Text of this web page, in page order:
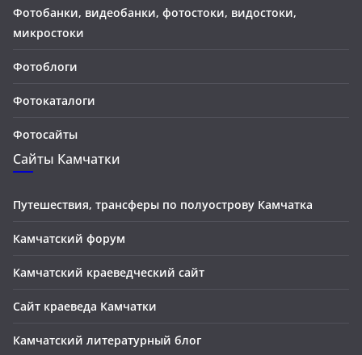
Фотобанки, видеобанки, фотостоки, видостоки,
микростоки
Фотоблоги
Фотокаталоги
Фотосайты
Сайты Камчатки
Путешествия, трансферы по полуострову Камчатка
Камчатский форум
Камчатский краеведческий сайт
Сайт краеведа Камчатки
Камчатский литературный блог